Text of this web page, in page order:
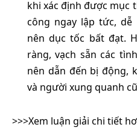
khi xác định được mục
công ngay lập tức,
nên dục tốc bất đạt.
ràng, vạch sẵn các
nên dẫn đến bị động,
và người xung quanh
>>>Xem luận giải chi tiết